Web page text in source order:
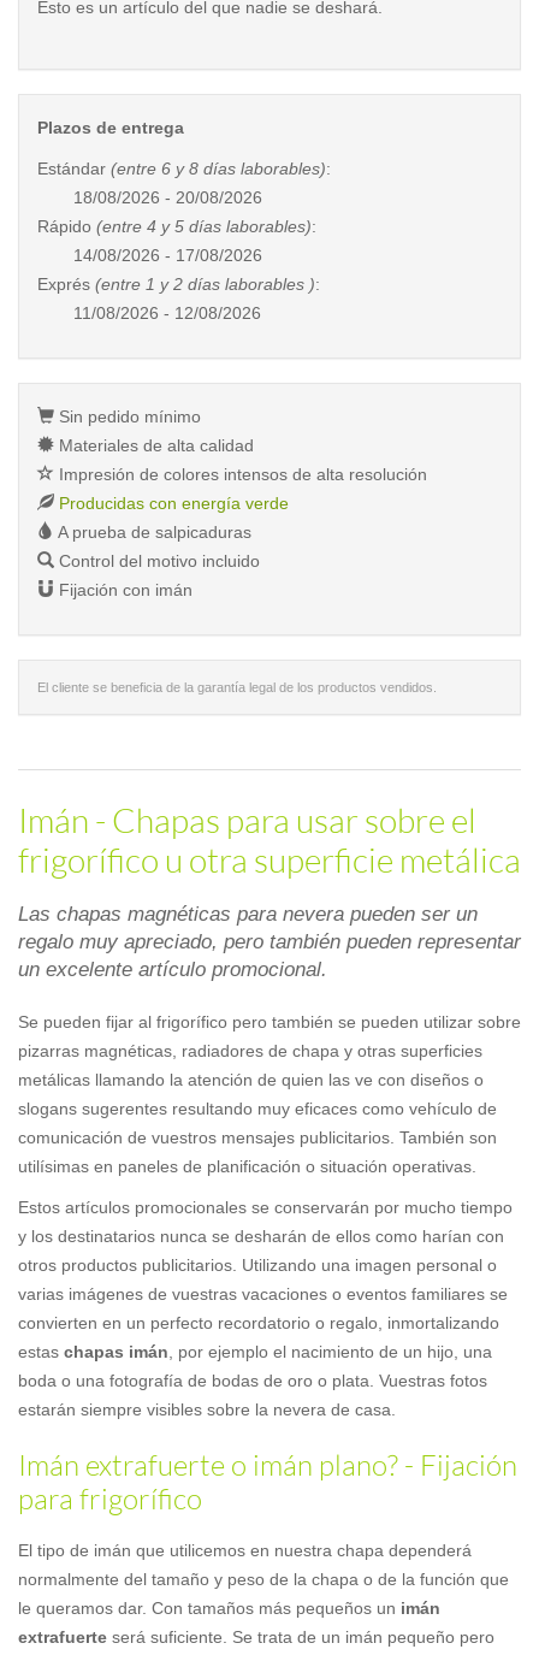
Esto es un artículo del que nadie se deshará.
Plazos de entrega
Estándar (entre 6 y 8 días laborables):
18/08/2026 - 20/08/2026
Rápido (entre 4 y 5 días laborables):
14/08/2026 - 17/08/2026
Exprés (entre 1 y 2 días laborables ):
11/08/2026 - 12/08/2026
Sin pedido mínimo
Materiales de alta calidad
Impresión de colores intensos de alta resolución
Producidas con energía verde
A prueba de salpicaduras
Control del motivo incluido
Fijación con imán
El cliente se beneficia de la garantía legal de los productos vendidos.
Imán - Chapas para usar sobre el
frigorífico u otra superficie metálica
Las chapas magnéticas para nevera pueden ser un
regalo muy apreciado, pero también pueden representar
un excelente artículo promocional.
Se pueden fijar al frigorífico pero también se pueden utilizar sobre
pizarras magnéticas, radiadores de chapa y otras superficies
metálicas llamando la atención de quien las ve con diseños o
slogans sugerentes resultando muy eficaces como vehículo de
comunicación de vuestros mensajes publicitarios. También son
utilísimas en paneles de planificación o situación operativas.
Estos artículos promocionales se conservarán por mucho tiempo
y los destinatarios nunca se desharán de ellos como harían con
otros productos publicitarios. Utilizando una imagen personal o
varias imágenes de vuestras vacaciones o eventos familiares se
convierten en un perfecto recordatorio o regalo, inmortalizando
estas chapas imán , por ejemplo el nacimiento de un hijo, una
boda o una fotografía de bodas de oro o plata. Vuestras fotos
estarán siempre visibles sobre la nevera de casa.
Imán extrafuerte o imán plano? - Fijación
para frigorífico
El tipo de imán que utilicemos en nuestra chapa dependerá
normalmente del tamaño y peso de la chapa o de la función que
le queramos dar. Con tamaños más pequeños un imán
extrafuerte será suficiente. Se trata de un imán pequeño pero